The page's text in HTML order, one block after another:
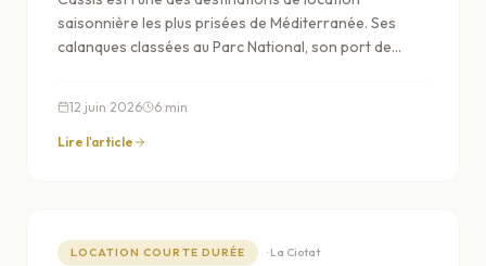
exhaustive pour vous accompagner pas à pas. Suivez
ce guide complet pour une première mise en location
réussie, de la préparation administrative à la gestion
optimisant l'expérience de vos futurs voyageurs.
saisonnière les plus prisées de Méditerranée. Ses
calanques classées au Parc National, son port de
les plus élevés de la région. Avant de mettre votre
logement en location, voici ce qu'il faut savoir.
12 juin 2026 6 min
Lire l'article
LOCATION COURTE DURÉE · La Ciotat